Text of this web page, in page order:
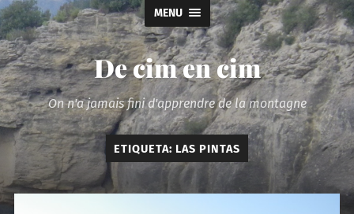
MENU
De cim en cim
On n'a jamais fini d'apprendre de la montagne
ETIQUETA: LAS PINTAS